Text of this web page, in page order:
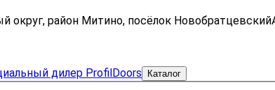
округ, район Митино, посёлок Новобратцевский
Каталог